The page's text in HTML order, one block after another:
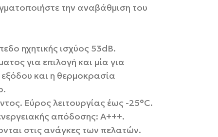
την αναβάθμιση του
ηχητικής ισχύος 53dB.
για επιλογή και μία για
και η θερμοκρασία
Εύρος λειτουργίας έως -25°C.
απόδοσης: A+++.
στις ανάγκες των πελατών.